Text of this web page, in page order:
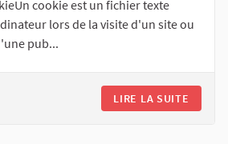
cookie est un fichier texte
lors de la visite d'un site ou
pub...
LIRE LA SUITE